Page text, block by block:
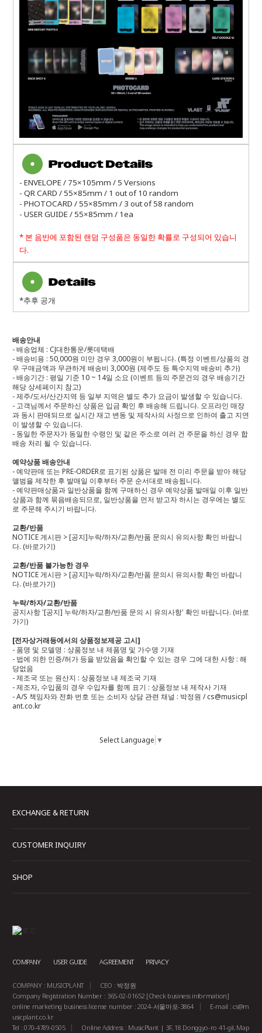
- ENVELOPE / 75×105mm / 5 Versions
- QR CARD / 55×85mm / 1 out of 10 random
- PHOTOCARD / 55×85mm / 3 out of 58 random
- USER GUIDE / 55×85mm / 1ea
* 본 음반에 포함된 랜덤 구성품은 동일한 확률로 구성되어 있습니
다.
*추후 공개
배송안내
- 배송업체 : CJ대한통운/롯데택배
- 배송비용 : 50,000원 미만 경우 3,000원이 부됩니다. (특정 이벤트/상품의 경
우 구매금액과 무관하게 배송비 3,000원 (제주도 등 특수지역 배송비 추가)
- 배송기간 : 평일 기준 10 ~ 14일 소요 (이벤트 등의 주문건의 경우 배송기간
해당 상세페이지 참고)
- 제주/도서/산간지역 등 일부 지역은 별도 추가 요금이 발생할 수 있습니다.
- 고객님께서 주문하신 상품은 입금 확인 후 배송해 드립니다. 오프라인 매장
과 동시 판매되므로 실시간 재고 변동 및 제작사의 사정으로 인하여 출고 지연
이 발생할 수 있습니다.
- 동일한 주문자가 동일한 수령인 및 같은 주소로 여러 건 주문을 하신 경우 합
배송 처리 될 수 있습니다.
예약상품 배송안내
- 예약판매 또는 PRE-ORDER로 표기된 상품은 발매 전 미리 주문을 받아 해당
앨범을 제작한 후 발매일 이후부터 주문 순서대로 배송됩니다.
- 예약판매상품과 일반상품을 함께 구매하신 경우 예약상품 발매일 이후 일반
상품과 함께 묶음배송되므로, 일반상품을 먼저 받고자 하시는 경우에는 별도
로 주문해 주시기 바랍니다.
교환/반품
NOTICE 게시판 > [공지]누락/하자/교환/반품 문의시 유의사항 확인 바랍니
다. (바로가기)
교환/반품 불가능한 경우
NOTICE 게시판 > [공지]누락/하자/교환/반품 문의시 유의사항 확인 바랍니
다. (바로가기)
누락/하자/교환/반품
공지사항 '[공지] 누락/하자/교환/반품 문의 시 유의사항' 확인 바랍니다. (바로
가기)
[전자상거래등에서의 상품정보제공 고시]
- 품명 및 모델명 : 상품정보 내 제품명 및 가수명 기재
- 법에 의한 인증/허가 등을 받았음을 확인할 수 있는 경우 그에 대한 사항 : 해
당없음
- 제조국 또는 원산지 : 상품정보 내 제조국 기재
- 제조자, 수입품의 경우 수입자를 함께 표기 : 상품정보 내 제작사 기재
- A/S 책임자와 전화 번호 또는 소비자 상담 관련 채널 : 박정원 / cs@musicpl
ant.co.kr
Select Language ▼
EXCHANGE & RETURN
CUSTOMER INQUIRY
SHOP
COMPANY USER GUIDE AGREEMENT PRIVACY
COMPANY : MUSICPLANT
CEO : 박정원
Company Registration Number : 365-02-01652 [Check business information]
online marketing business license number : 2024-서울마포-3864
E-mail :cs@m
usicplant.co.kr
Tel : 070-4789-0505
Online Address : MusicPlant | 3F, 18 Donggyo-ro 41-gil, Map